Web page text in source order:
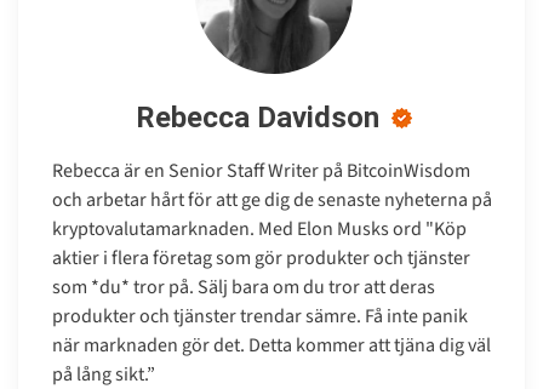
Rebecca Davidson
Rebecca är en Senior Staff Writer på BitcoinWisdom
och arbetar hårt för att ge dig de senaste nyheterna på
kryptovalutamarknaden. Med Elon Musks ord "Köp
aktier i flera företag som gör produkter och tjänster
som *du* tror på. Sälj bara om du tror att deras
produkter och tjänster trendar sämre. Få inte panik
när marknaden gör det. Detta kommer att tjäna dig väl
på lång sikt.”